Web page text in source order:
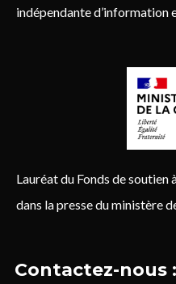
indépendante d’information
Lauréat du Fonds de soutien
dans la presse du ministère
Contactez-nous :